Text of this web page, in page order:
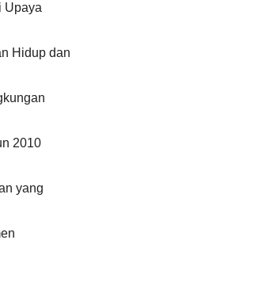
Upaya
Hidup dan
2010
yang